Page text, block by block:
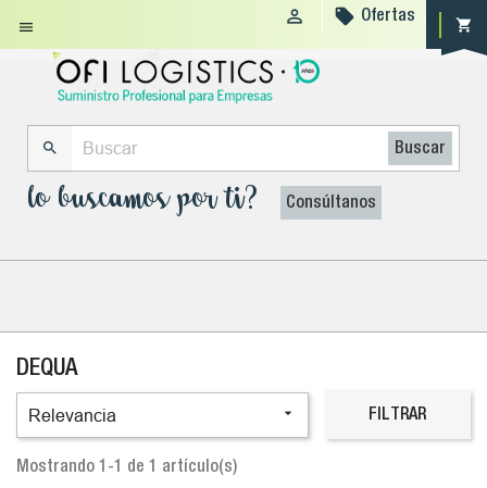
 shopping_cart
  Ofertas
 Buscar
lo buscamos por ti? Consúltanos
DEQUA
Relevancia  FILTRAR
Mostrando 1-1 de 1 artículo(s)